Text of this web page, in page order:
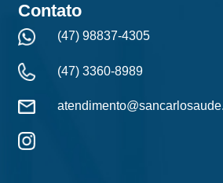
Contato
(47) 98837-4305
(47) 3360-8989